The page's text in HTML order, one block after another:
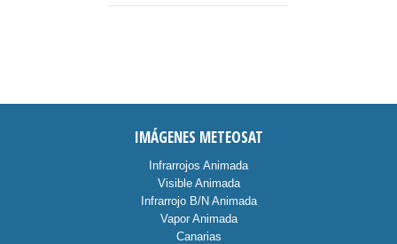
IMÁGENES METEOSAT
Infrarrojos Animada
Visible Animada
Infrarrojo B/N Animada
Vapor Animada
Canarias